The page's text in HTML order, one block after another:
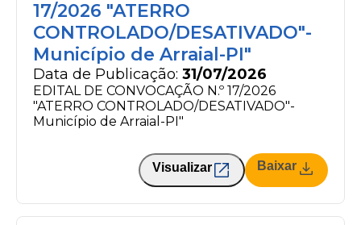
17/2026 "ATERRO
CONTROLADO/DESATIVADO"-
Município de Arraial-PI"
Data de Publicação: 31/07/2026
EDITAL DE CONVOCAÇÃO N.º 17/2026
"ATERRO CONTROLADO/DESATIVADO"-
Município de Arraial-PI"
Visualizar Baixar